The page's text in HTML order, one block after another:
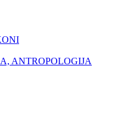
ANTROPOLOGIJA